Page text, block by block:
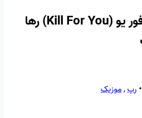
دانلود اهنگ کیل فور یو (Kill For You) رها
• رپ,موزیک